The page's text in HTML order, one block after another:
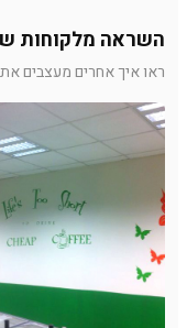
השראה מלקוחות
ראו איך אחרים מעצבים